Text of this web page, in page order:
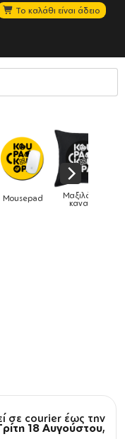
Το καλάθι είναι άδειο
Ρολόγια Βρεφικά
σε courier έως την
18 Αυγούστου,